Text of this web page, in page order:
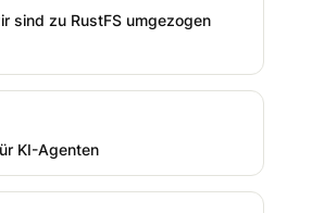
sind zu RustFS umgezogen
KI-Agenten